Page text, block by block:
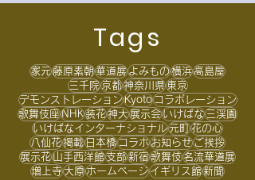
Tags
家元藤原素朝華道展よみもの横浜高島屋
三千院京都神奈川県東京
デモンストレーションKyotoコラボレーション
歌舞伎座NHK装花神大展示会いけばな三渓園
いけばなインターナショナル元町花の心
八仙花掲載日本橋コラボお知らせご挨拶
展示花山手西洋館支部新宿歌舞伎名流華道展
増上寺大原ホームページイギリス館新聞